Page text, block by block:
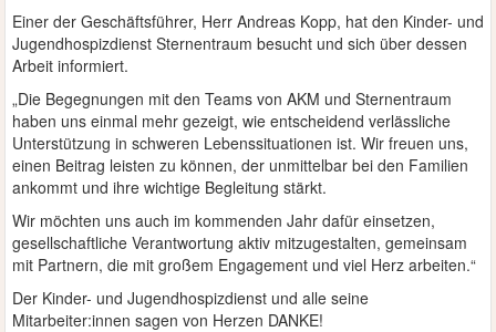
Einer der Geschäftsführer, Herr Andreas Kopp, hat den Kinder- und
Jugendhospizdienst Sternentraum besucht und sich über dessen
Arbeit informiert.
„Die Begegnungen mit den Teams von AKM und Sternentraum
haben uns einmal mehr gezeigt, wie entscheidend verlässliche
Unterstützung in schweren Lebenssituationen ist. Wir freuen uns,
einen Beitrag leisten zu können, der unmittelbar bei den Familien
ankommt und ihre wichtige Begleitung stärkt.
Wir möchten uns auch im kommenden Jahr dafür einsetzen,
gesellschaftliche Verantwortung aktiv mitzugestalten, gemeinsam
mit Partnern, die mit großem Engagement und viel Herz arbeiten.“
Der Kinder- und Jugendhospizdienst und alle seine
Mitarbeiter:innen sagen von Herzen DANKE!